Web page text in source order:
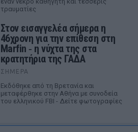
τραυματίες
Στον εισαγγελέα σήμερα η
46χρονη για την επίθεση στη
Marfin ‑ η νύχτα της στα
κρατητήρια της ΓΑΔΑ
ΣΉΜΕΡΑ
Εκδόθηκε από τη Βρετανία και
μεταφέρθηκε στην Αθήνα με συνοδεία
του ελληνικού FBI - Δείτε φωτογραφίες